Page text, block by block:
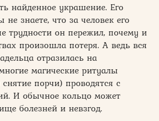
найденное украшение. Его
знаете, что за человек его
трудности он пережил, почему и
произошла потеря. А ведь вся
отразилась на
магические ритуалы
порчи) проводятся с
И обычное кольцо может
болезней и невзгод.